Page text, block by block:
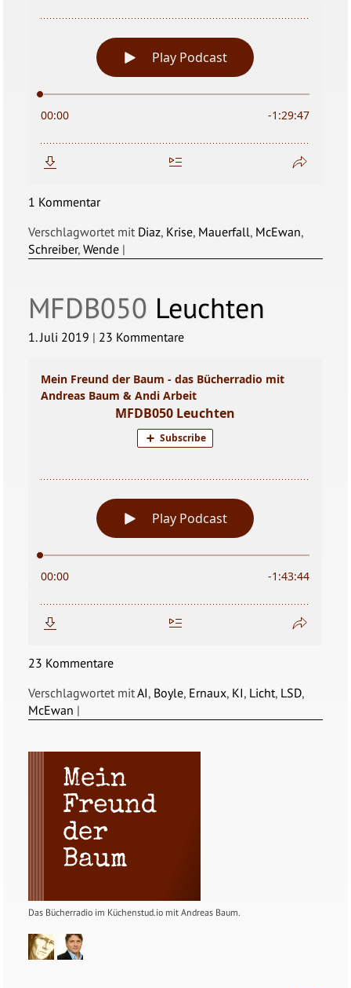
1 Kommentar
Verschlagwortet mit Diaz, Krise, Mauerfall, McEwan,
Schreiber,Wende |
MFDB050 Leuchten
1. Juli 2019 | 23 Kommentare
23 Kommentare
Verschlagwortet mitAI, Boyle, Ernaux, KI, Licht, LSD,
McEwan |
Das Bücherradio im Küchenstud.io mit Andreas Baum.